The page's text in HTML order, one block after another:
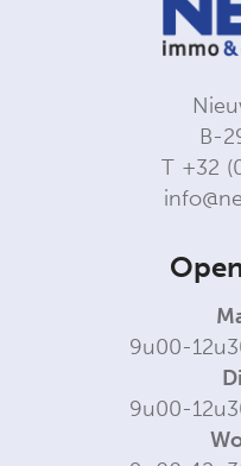
B-
T +32
9u00-
9u00-